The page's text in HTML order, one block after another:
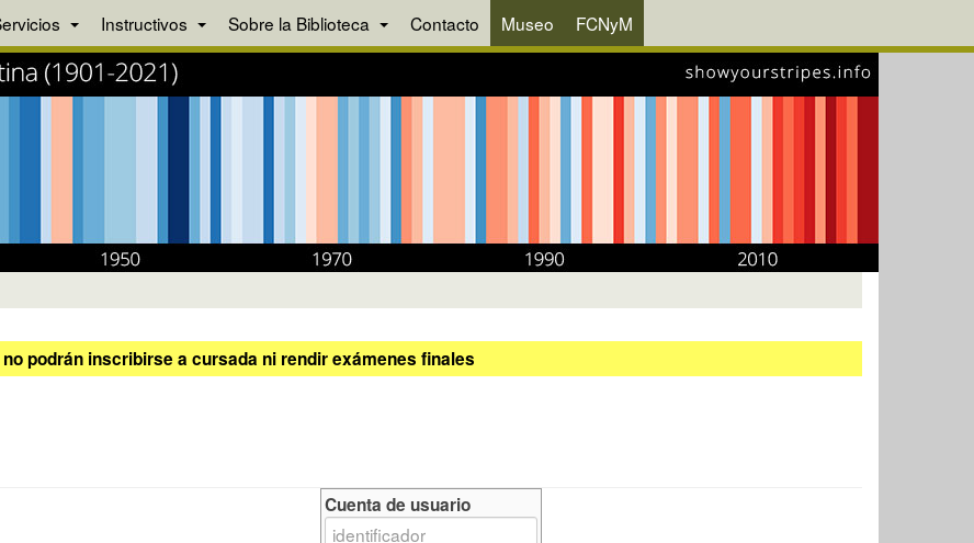
Instructivos Sobre la Biblioteca Contacto Museo FCNyM
podrán inscribirse a cursada ni rendir exámenes finales
Cuenta de usuario